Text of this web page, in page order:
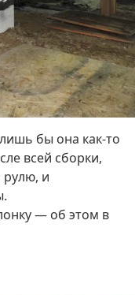
бы она как-то
всей сборки,
рулю, и
— об этом в